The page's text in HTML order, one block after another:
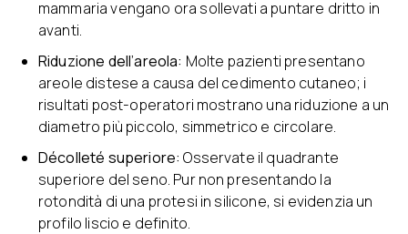
mammaria vengano ora sollevati a puntare dritto in
avanti.
Riduzione dell’areola: Molte pazienti presentano
areole distese a causa del cedimento cutaneo; i
risultati post-operatori mostrano una riduzione a un
diametro più piccolo, simmetrico e circolare.
Décolleté superiore: Osservate il quadrante
superiore del seno. Pur non presentando la
rotondità di una protesi in silicone, si evidenzia un
profilo liscio e definito.